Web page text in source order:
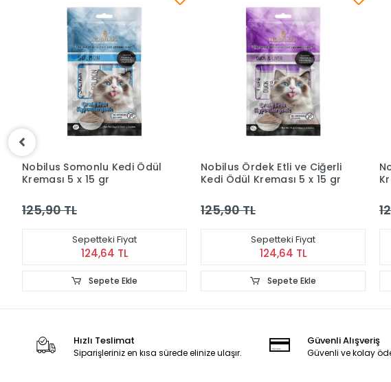
Kedi Ödül
Nobilus Ördek Etli ve Ciğerli
Kedi Ödül Kreması 5 x 15 gr
Nobilus Hindi Etli Kedi
Kreması 5 x 15 gr
Hızlı Teslimat
Siparişleriniz en kısa sürede elinize ulaşır.
Güvenli Alışveriş
Güvenli ve kolay